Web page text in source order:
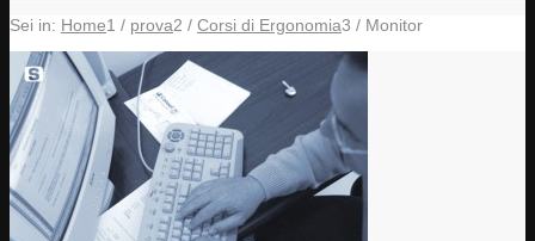
Sei in: Home1 / prova2 / Corsi di Ergonomia3 / Monitor